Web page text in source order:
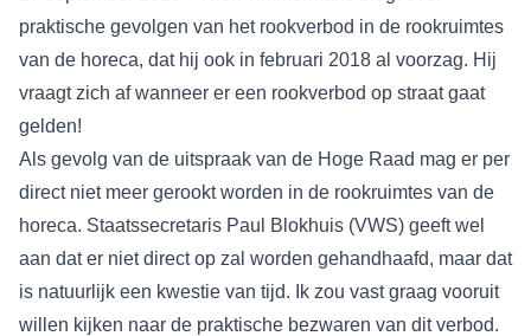
praktische gevolgen van het rookverbod in de rookruimtes
van de horeca, dat hij ook in februari 2018 al voorzag. Hij
vraagt zich af wanneer er een rookverbod op straat gaat
gelden!
Als gevolg van de uitspraak van de Hoge Raad mag er per
direct niet meer gerookt worden in de rookruimtes van de
horeca. Staatssecretaris Paul Blokhuis (VWS) geeft wel
aan dat er niet direct op zal worden gehandhaafd, maar dat
is natuurlijk een kwestie van tijd. Ik zou vast graag vooruit
willen kijken naar de praktische bezwaren van dit verbod.